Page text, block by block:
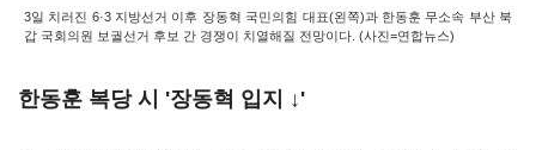
3일 치러진 6·3 지방선거 이후 장동혁 국민의힘 대표(왼쪽)과 한동훈 무소속 부산 북
갑 국회의원 보궐선거 후보 간 경쟁이 치열해질 전망이다. (사진=연합뉴스)
한동훈 복당 시 '장동혁 입지 ↓'